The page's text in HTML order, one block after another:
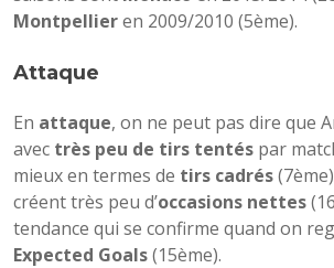
Montpellieren 2009/2010 (5ème).
Attaque
En attaque, on ne peut pas dire que
avec très peu de tirs tentés par
mieux en termes de tirs cadrés
créent très peu d’occasions nettes
tendance qui se confirme quand on
Expected Goals(15ème).